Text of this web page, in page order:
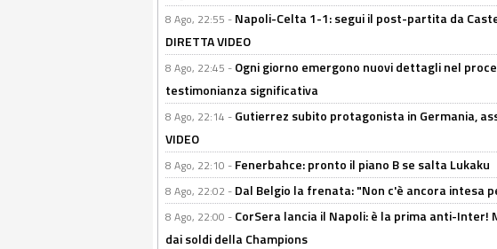
8 Ago, 22:55 - Napoli-Celta 1-1: segui il post-partita da
DIRETTA VIDEO
8 Ago, 22:45 - Ogni giorno emergono nuovi dettagli nel
testimonianza significativa
8 Ago, 22:14 - Gutierrez subito protagonista in Germania,
VIDEO
8 Ago, 22:10 - Fenerbahce: pronto il piano B se salta Lukaku
8 Ago, 22:02 - Dal Belgio la frenata: "Non c'è ancora intesa
8 Ago, 22:00 - CorSera lancia il Napoli: è la prima anti-
dai soldi della Champions